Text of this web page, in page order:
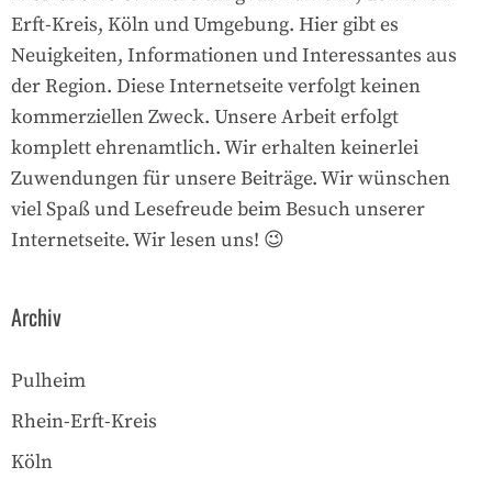
Erft-Kreis, Köln und Umgebung. Hier gibt es
Neuigkeiten, Informationen und Interessantes aus
der Region. Diese Internetseite verfolgt keinen
kommerziellen Zweck. Unsere Arbeit erfolgt
komplett ehrenamtlich. Wir erhalten keinerlei
Zuwendungen für unsere Beiträge. Wir wünschen
viel Spaß und Lesefreude beim Besuch unserer
Internetseite. Wir lesen uns! 😉
Archiv
Pulheim
Rhein-Erft-Kreis
Köln